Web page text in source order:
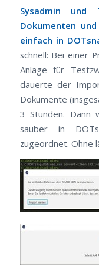
Sysadmin und
Dokumenten
einfach in
schnell: Bei einer
Anlage für
dauerte der
Dokumente
3 Stunden. Dann
sauber in
zugeordnet. Ohne